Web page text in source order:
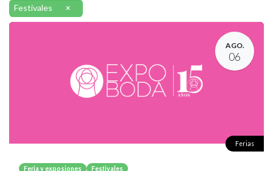
Festivales ×
AGO.
06
Feria y exposiones Festivales
Ferias